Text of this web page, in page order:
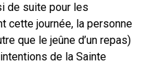
de suite pour les
cette journée, la personne
que le jeûne d’un repas)
de la Sainte